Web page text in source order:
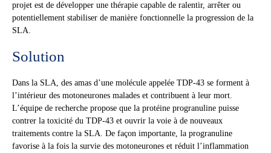
projet est de développer une thérapie capable de ralentir, arrêter ou
potentiellement stabiliser de manière fonctionnelle la progression de la
SLA.
Solution
Dans la SLA, des amas d’une molécule appelée TDP-43 se forment à
l’intérieur des motoneurones malades et contribuent à leur mort.
L’équipe de recherche propose que la protéine progranuline puisse
contrer la toxicité du TDP-43 et ouvrir la voie à de nouveaux
traitements contre la SLA. De façon importante, la progranuline
favorise à la fois la survie des motoneurones et réduit l’inflammation